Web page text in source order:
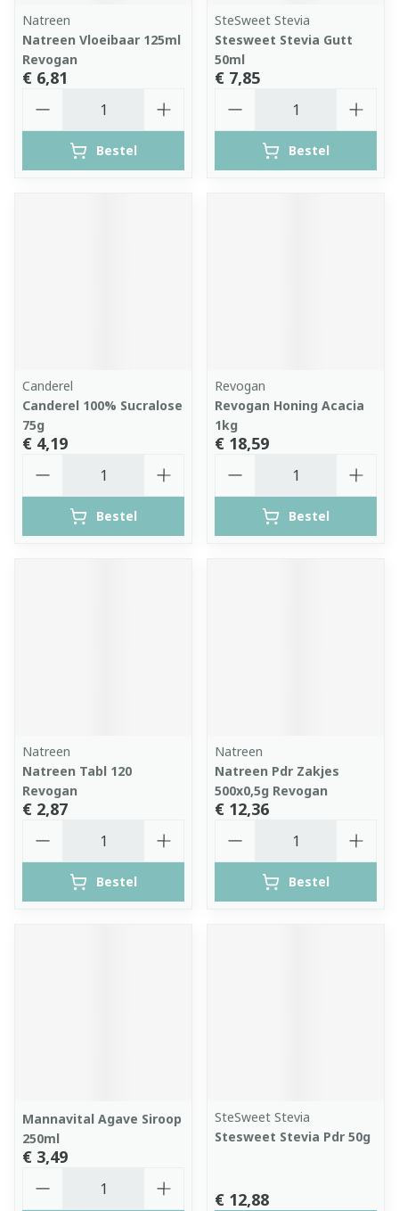
Natreen
Natreen Vloeibaar 125ml
Revogan
€ 6,81
Bestel
SteSweet Stevia
Stesweet Stevia Gutt
50ml
€ 7,85
Bestel
Canderel
Canderel 100% Sucralose
75g
€ 4,19
Bestel
Revogan
Revogan Honing Acacia
1kg
€ 18,59
Bestel
Natreen
Natreen Tabl 120
Revogan
€ 2,87
Bestel
Natreen
Natreen Pdr Zakjes
500x0,5g Revogan
€ 12,36
Bestel
Mannavital Agave Siroop
250ml
€ 3,49
SteSweet Stevia
Stesweet Stevia Pdr 50g
€ 12,88